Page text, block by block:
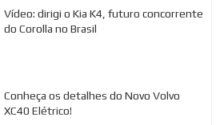
Vídeo: dirigi o Kia K4, futuro concorrente
do Corolla no Brasil
Conheça os detalhes do Novo Volvo
XC40 Elétrico!